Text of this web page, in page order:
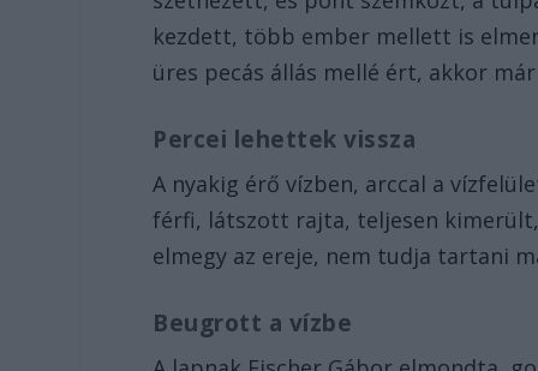
kezdett, több ember mellett is
üres pecás állás mellé ért, akkor
Percei lehettek vissza
A nyakig érő vízben, arccal a
férfi, látszott rajta, teljesen
elmegy az ereje, nem tudja tartani
Beugrott a vízbe